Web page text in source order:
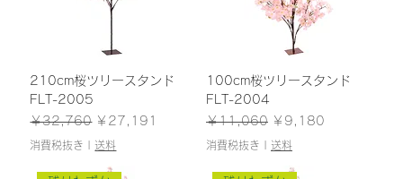
210cm桜ツリースタンド
FLT-2005
通常価格
￥32,760 セール価格
￥27,191
消費税抜き 送料
100cm桜ツリースタンド
FLT-2004
通常価格
￥11,060 セール価格
￥9,180
消費税抜き 送料